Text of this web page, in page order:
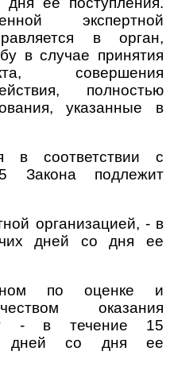
экспертной
в орган,
в случае принятия
совершения
полностью
указанные в
в соответствии с
Закона подлежит
организацией, - в
дней со дня ее
по оценке и
оказания
- в течение 15
дней со дня ее